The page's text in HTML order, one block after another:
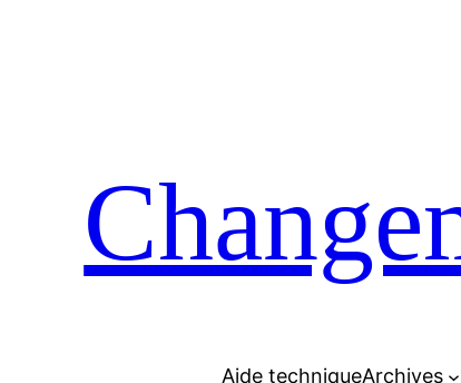
Aide techniqueArchives